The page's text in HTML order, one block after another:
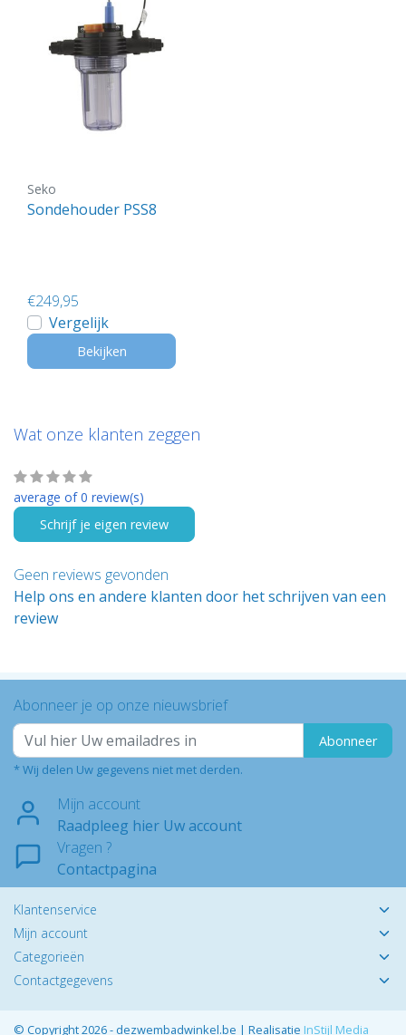
Seko
Sondehouder PSS8
€249,95
Vergelijk
Bekijken
Wat onze klanten zeggen
average of 0 review(s)
Schrijf je eigen review
Geen reviews gevonden
Help ons en andere klanten door het schrijven van een
review
Abonneer je op onze nieuwsbrief
Abonneer
* Wij delen Uw gegevens niet met derden.
Mijn account
Raadpleeg hier Uw account
Vragen ?
Contactpagina
Klantenservice
Mijn account
Categorieën
Contactgegevens
© Copyright 2026 - dezwembadwinkel.be | Realisatie InStijl Media